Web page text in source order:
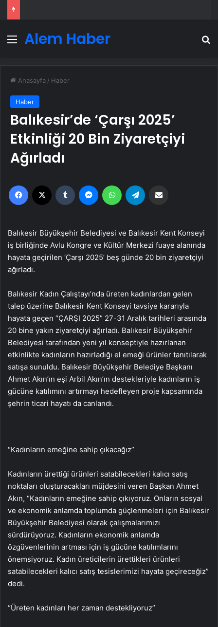
MenüAlem Haber
Anasayfa / Haber
Haber
Balıkesir’de ‘Çarşı 2025’
Etkinliği 20 Bin Ziyaretçiyi
Ağırladı
Facebook Tumblr MessengerWhatsApp
Balıkesir Büyükşehir Belediyesi ve Balıkesir Kent Konseyi
iş birliğinde Avlu Kongre ve Kültür Merkezi fuaye alanında
hayata geçirilen ‘Çarşı 2025’ beş günde 20 bin ziyaretçiyi
ağırladı.
Balıkesir Kadın Çalıştayı’nda üreten kadınlardan gelen
talep üzerine Balıkesir Kent Konseyi tavsiye kararıyla
hayata geçen “ÇARŞI 2025” 27-31 Aralık tarihleri arasında
20 bine yakın ziyaretçiyi ağırladı. Balıkesir Büyükşehir
Belediyesi tarafından yeni yıl konseptiyle hazırlanan
etkinlikte kadınların hazırladığı el emeği ürünler tanıtılarak
satışa sunuldu. Balıkesir Büyükşehir Belediye Başkanı
Ahmet Akın’ın eşi Arbil Akın’ın destekleriyle kadınların iş
gücüne katılımını artırmayı hedefleyen proje kapsamında
şehrin ticari hayatı da canlandı.
“Kadınların emeğine sahip çıkacağız”
Kadınların ürettiği ürünleri satabilecekleri kalıcı satış
noktaları oluşturacakları müjdesini veren Başkan Ahmet
Akın, “Kadınların emeğine sahip çıkıyoruz. Onların sosyal
ve ekonomik anlamda toplumda güçlenmeleri için Balıkesir
Büyükşehir Belediyesi olarak çalışmalarımızı
sürdürüyoruz. Kadınların ekonomik anlamda
özgüvenlerinin artması için iş gücüne katılımlarını
önemsiyoruz. Kadın üreticilerin ürettikleri ürünleri
satabilecekleri kalıcı satış tesislerimizi hayata geçireceğiz”
dedi.
“Üreten kadınları her zaman destekliyoruz”